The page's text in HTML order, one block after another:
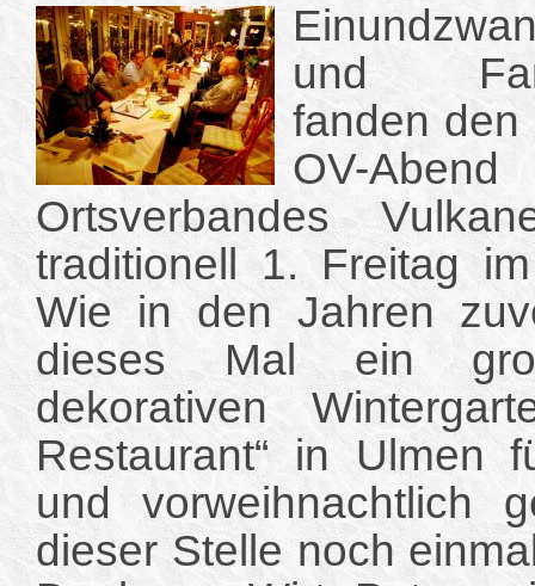
und
fanden den
OV-
Ortsverbandes
traditionell 1. Freitag
Wie in den Jahren
dieses Mal ein
dekorativen
Restaurant“ in Ulmen
und vorweihnachtlich
dieser Stelle noch